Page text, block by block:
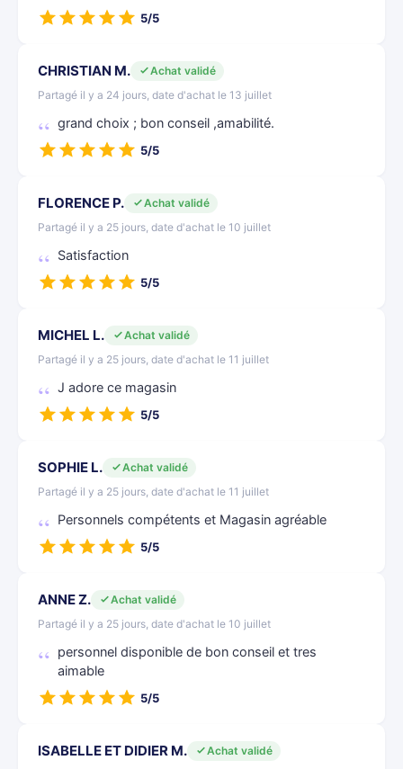
5/5
CHRISTIAN M.
Achat validé
Partagé il y a 24 jours, date d'achat le 13 juillet
grand choix ; bon conseil ,amabilité.
5/5
FLORENCE P.
Achat validé
Partagé il y a 25 jours, date d'achat le 10 juillet
Satisfaction
5/5
MICHEL L.
Achat validé
Partagé il y a 25 jours, date d'achat le 11 juillet
J adore ce magasin
5/5
SOPHIE L.
Achat validé
Partagé il y a 25 jours, date d'achat le 11 juillet
Personnels compétents et Magasin agréable
5/5
ANNE Z.
Achat validé
Partagé il y a 25 jours, date d'achat le 10 juillet
personnel disponible de bon conseil et tres
aimable
5/5
ISABELLE ET DIDIER M.
Achat validé